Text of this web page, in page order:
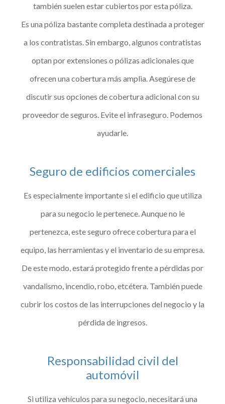
también suelen estar cubiertos por esta póliza.
Es una póliza bastante completa destinada a proteger
a los contratistas. Sin embargo, algunos contratistas
optan por extensiones o pólizas adicionales que
ofrecen una cobertura más amplia. Asegúrese de
discutir sus opciones de cobertura adicional con su
proveedor de seguros. Evite el infraseguro. Podemos
ayudarle.
Seguro de edificios comerciales
Es especialmente importante si el edificio que utiliza
para su negocio le pertenece. Aunque no le
pertenezca, este seguro ofrece cobertura para el
equipo, las herramientas y el inventario de su empresa.
De este modo, estará protegido frente a pérdidas por
vandalismo, incendio, robo, etcétera. También puede
cubrir los costos de las interrupciones del negocio y la
pérdida de ingresos.
Responsabilidad civil del
automóvil
Si utiliza vehículos para su negocio, necesitará una